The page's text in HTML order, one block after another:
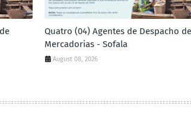
Quatro (04) Agentes de Despacho de
Mercadorias - Sofala
August 08, 2026